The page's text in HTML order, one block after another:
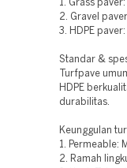
1. Grass
2. Gravel
3. HDPE
Standar &
Turfpave
HDPE
durabilitas.
Keunggulan
1. Permeable:
2. Ramah